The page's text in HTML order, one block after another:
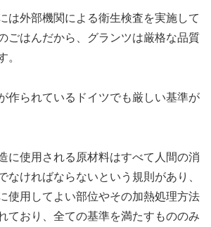
は外部機関による衛生検査を実施して
ごはんだから、グランツは厳格な品質
。
作られているドイツでも厳しい基準が
に使用される原材料はすべて人間の消
なければならないという規則があり、
使用してよい部位やその加熱処理方法
ており、全ての基準を満たすもののみ